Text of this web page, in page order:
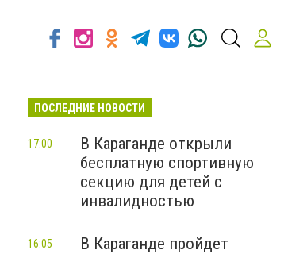
ПОСЛЕДНИЕ НОВОСТИ
В Караганде открыли
бесплатную спортивную
секцию для детей с
инвалидностью
17:00
В Караганде пройдет
16:05